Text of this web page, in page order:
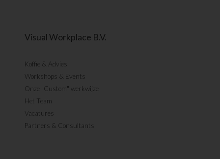
Visual Workplace B.V.
Koffie & Advies
Workshops & Events
Onze "Custom" werkwijze
Het Team
Vacatures
Partners & Consultants